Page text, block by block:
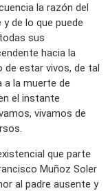
la razón del
de lo que puede
sus
hacia la
de estar vivos, de tal
a la muerte de
el instante
vivamos de
que parte
Muñoz Soler
al padre ausente y